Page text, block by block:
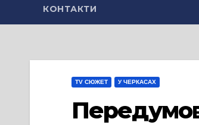
КОНТАКТИ
TV СЮЖЕТ У ЧЕРКАСАХ